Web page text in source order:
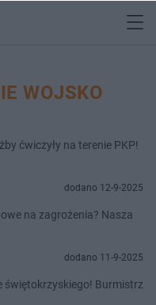
WOJSKO
ćwiczyły na terenie PKP!
dodano 12-9-2025
na zagrożenia? Nasza
dodano 11-9-2025
świętokrzyskiego! Burmistrz